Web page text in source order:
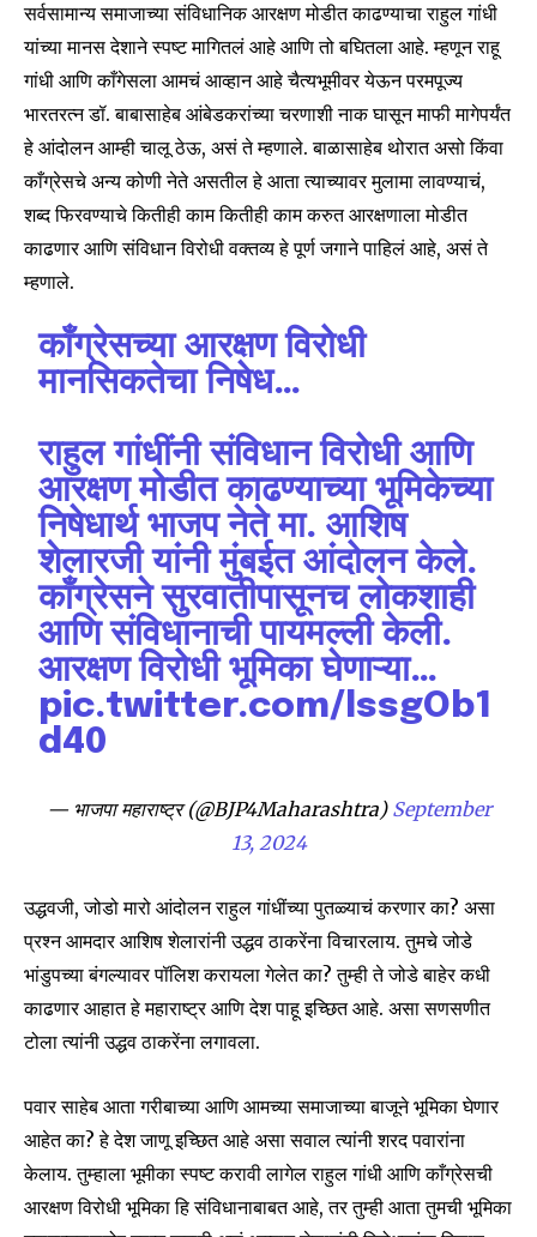
Join our community of
SUBSCRIBERS and be part of the
conversation.
To subscribe, simply enter your email address on our website
or click the subscribe button below. Don't worry, we respect
your privacy and won't spam your inbox. Your information is
safe with us.
Privacy Policy
6,300
Fans
32,111
Followers
75
Followers
सर्वसामान्य समाजाच्या संविधानिक आरक्षण मोडीत काढण्याचा राहुल गांधी
यांच्या मानस देशाने स्पष्ट मागितलं आहे आणि तो बघितला आहे. म्हणून राहू
गांधी आणि काँगेसला आमचं आव्हान आहे चैत्यभूमीवर येऊन परमपूज्य
भारतरत्न डॉ. बाबासाहेब आंबेडकरांच्या चरणाशी नाक घासून माफी मागेपर्यंत
हे आंदोलन आम्ही चालू ठेऊ, असं ते म्हणाले. बाळासाहेब थोरात असो किंवा
काँग्रेसचे अन्य कोणी नेते असतील हे आता त्याच्यावर मुलामा लावण्याचं,
शब्द फिरवण्याचे कितीही काम कितीही काम करुत आरक्षणाला मोडीत
काढणार आणि संविधान विरोधी वक्तव्य हे पूर्ण जगाने पाहिलं आहे, असं ते
म्हणाले.
काँग्रेसच्या आरक्षण विरोधी
मानसिकतेचा निषेध…
राहुल गांधींनी संविधान विरोधी आणि
आरक्षण मोडीत काढण्याच्या भूमिकेच्या
निषेधार्थ भाजप नेते मा. आशिष
शेलारजी यांनी मुंबईत आंदोलन केले.
काँग्रेसने सुरवातीपासूनच लोकशाही
आणि संविधानाची पायमल्ली केली.
आरक्षण विरोधी भूमिका घेणाऱ्या…
pic.twitter.com/lssgOb1
d40
— भाजपा महाराष्ट्र (@BJP4Maharashtra) September
13, 2024
उद्धवजी, जोडो मारो आंदोलन राहुल गांधींच्या पुतळ्याचं करणार का? असा
प्रश्न आमदार आशिष शेलारांनी उद्धव ठाकरेंना विचारलाय. तुमचे जोडे
भांडुपच्या बंगल्यावर पॉलिश करायला गेलेत का? तुम्ही ते जोडे बाहेर कधी
काढणार आहात हे महाराष्ट्र आणि देश पाहू इच्छित आहे. असा सणसणीत
टोला त्यांनी उद्धव ठाकरेंना लगावला.
पवार साहेब आता गरीबाच्या आणि आमच्या समाजाच्या बाजूने भूमिका घेणार
आहेत का? हे देश जाणू इच्छित आहे असा सवाल त्यांनी शरद पवारांना
केलाय. तुम्हाला भूमीका स्पष्ट करावी लागेल राहुल गांधी आणि काँग्रेसची
आरक्षण विरोधी भूमिका हि संविधानाबाबत आहे, तर तुम्ही आता तुमची भूमिका